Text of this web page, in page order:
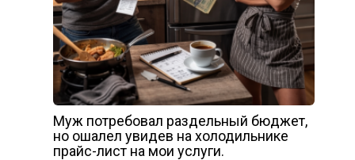
Муж потребовал раздельный бюджет,
но ошалел увидев на холодильнике
прайс-лист на мои услуги.